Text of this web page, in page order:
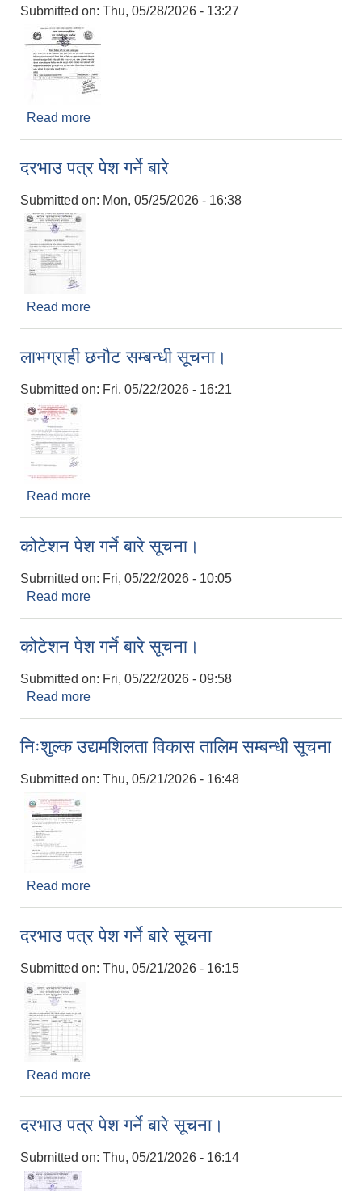
Submitted on: Thu, 05/28/2026 - 13:27
Read more
दरभाउ पत्र पेश गर्ने बारे
Submitted on: Mon, 05/25/2026 - 16:38
Read more
लाभग्राही छनौट सम्बन्धी सूचना।
Submitted on: Fri, 05/22/2026 - 16:21
Read more
कोटेशन पेश गर्ने बारे सूचना।
Submitted on: Fri, 05/22/2026 - 10:05
Read more
कोटेशन पेश गर्ने बारे सूचना।
Submitted on: Fri, 05/22/2026 - 09:58
Read more
निःशुल्क उद्यमशिलता विकास तालिम सम्बन्धी सूचना
Submitted on: Thu, 05/21/2026 - 16:48
Read more
दरभाउ पत्र पेश गर्ने बारे सूचना
Submitted on: Thu, 05/21/2026 - 16:15
Read more
दरभाउ पत्र पेश गर्ने बारे सूचना।
Submitted on: Thu, 05/21/2026 - 16:14